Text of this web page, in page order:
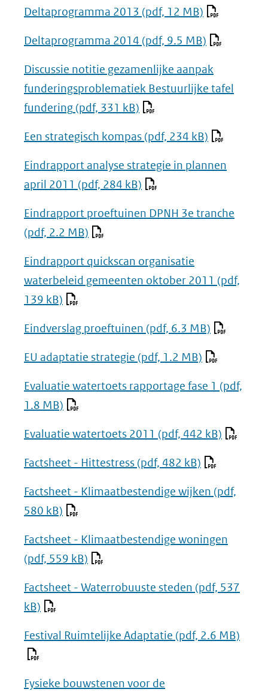
Deltaprogramma 2013 (pdf, 12 MB)
Deltaprogramma 2014 (pdf, 9.5 MB)
Discussie notitie gezamenlijke aanpak
funderingsproblematiek Bestuurlijke tafel
fundering (pdf, 331 kB)
Een strategisch kompas (pdf, 234 kB)
Eindrapport analyse strategie in plannen
april 2011 (pdf, 284 kB)
Eindrapport proeftuinen DPNH 3e tranche
(pdf, 2.2 MB)
Eindrapport quickscan organisatie
waterbeleid gemeenten oktober 2011 (pdf,
139 kB)
Eindverslag proeftuinen (pdf, 6.3 MB)
EU adaptatie strategie (pdf, 1.2 MB)
Evaluatie watertoets rapportage fase 1 (pdf,
1.8 MB)
Evaluatie watertoets 2011 (pdf, 442 kB)
Factsheet - Hittestress (pdf, 482 kB)
Factsheet - Klimaatbestendige wijken (pdf,
580 kB)
Factsheet - Klimaatbestendige woningen
(pdf, 559 kB)
Factsheet - Waterrobuuste steden (pdf, 537
kB)
Festival Ruimtelijke Adaptatie (pdf, 2.6 MB)
Fysieke bouwstenen voor de